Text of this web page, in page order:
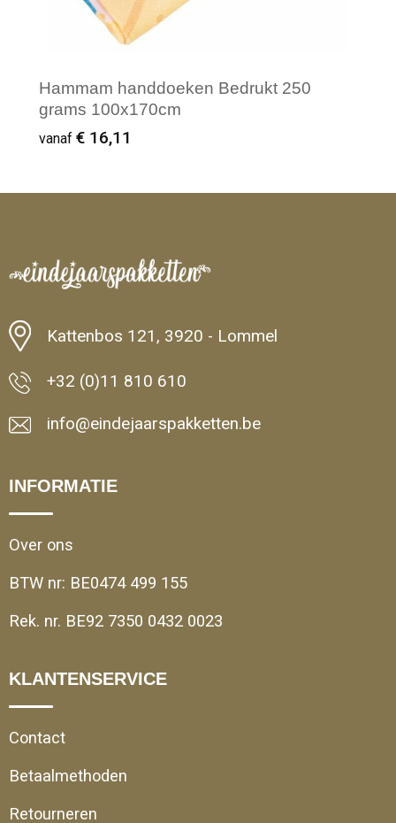
Hammam handdoeken Bedrukt 250
grams 100x170cm
vanaf € 16,11
Kattenbos 121, 3920 - Lommel
+32 (0)11 810 610
info@eindejaarspakketten.be
INFORMATIE
Over ons
BTW nr: BE0474 499 155
Rek. nr. BE92 7350 0432 0023
KLANTENSERVICE
Contact
Betaalmethoden
Retourneren